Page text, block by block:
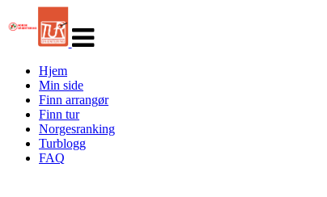
navigasjon
Hjem
Min side
Finn arrangør
Finn tur
Norgesranking
Turblogg
FAQ